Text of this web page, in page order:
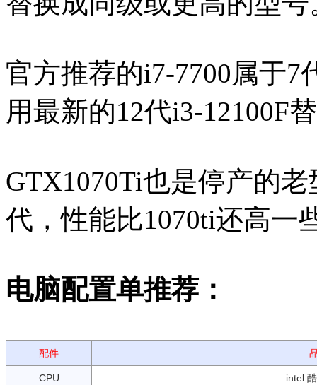
官方推荐的i7-7700属于7
用最新的12代i3-12100F
GTX1070Ti也是停产的
代，性能比1070ti还高一
电脑配置单推荐：
配件
CPU intel